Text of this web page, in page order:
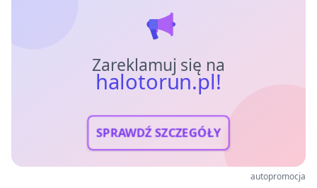
Zareklamuj się na
halotorun.pl!
SPRAWDŹ SZCZEGÓŁY
autopromocja